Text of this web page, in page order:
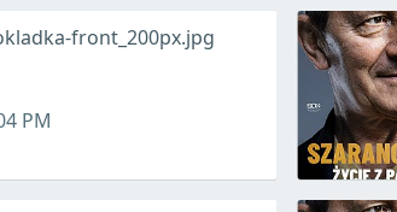
front_200px.jpg
PM